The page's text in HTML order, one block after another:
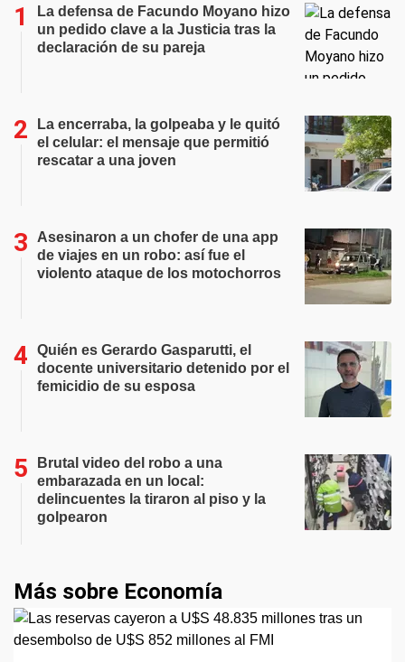
La defensa de Facundo Moyano hizo
un pedido clave a la Justicia tras la
declaración de su pareja
La encerraba, la golpeaba y le quitó
el celular: el mensaje que permitió
rescatar a una joven
Asesinaron a un chofer de una app
de viajes en un robo: así fue el
violento ataque de los motochorros
Quién es Gerardo Gasparutti, el
docente universitario detenido por el
femicidio de su esposa
Brutal video del robo a una
embarazada en un local:
delincuentes la tiraron al piso y la
golpearon
Más sobre Economía